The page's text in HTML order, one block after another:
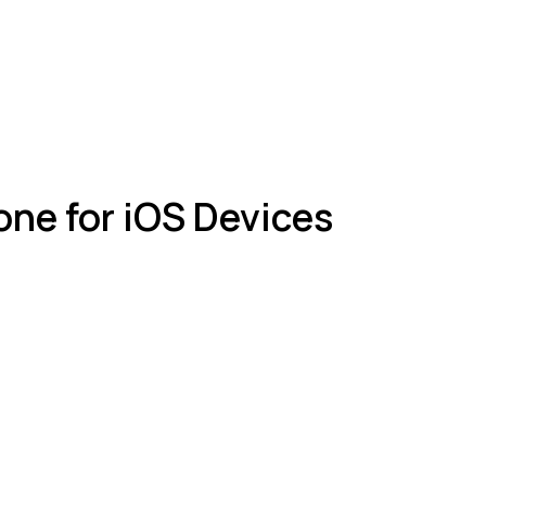
for iOS Devices